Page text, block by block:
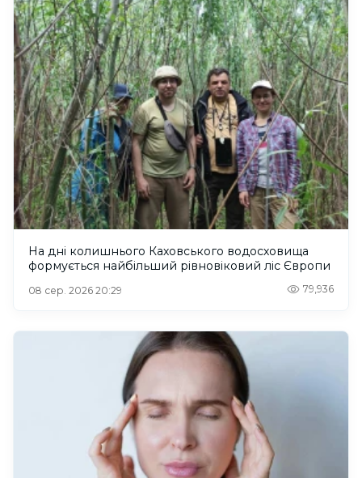
На дні колишнього Каховського водосховища
формується найбільший рівновіковий ліс Європи
08 сер. 2026 20:29 79,936